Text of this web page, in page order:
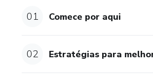
aquilo que
você
então
01 Comece por aqui
02 Estratégias para